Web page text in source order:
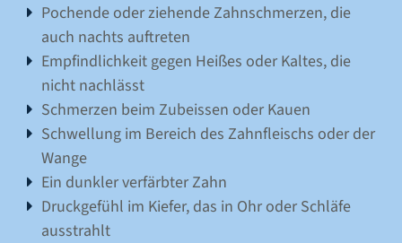
Pochende oder ziehende Zahnschmerzen, die
auch nachts auftreten
Empfindlichkeit gegen Heißes oder Kaltes, die
nicht nachlässt
Schmerzen beim Zubeissen oder Kauen
Schwellung im Bereich des Zahnfleischs oder der
Wange
Ein dunkler verfärbter Zahn
Druckgefühl im Kiefer, das in Ohr oder Schläfe
ausstrahlt